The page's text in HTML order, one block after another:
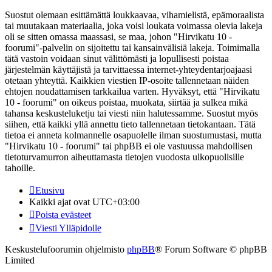
Suostut olemaan esittämättä loukkaavaa, vihamielistä, epämoraalista
tai muutakaan materiaalia, joka voisi loukata voimassa olevia lakeja
oli se sitten omassa maassasi, se maa, johon "Hirvikatu 10 -
foorumi"-palvelin on sijoitettu tai kansainvälisiä lakeja. Toimimalla
tätä vastoin voidaan sinut välittömästi ja lopullisesti poistaa
järjestelmän käyttäjistä ja tarvittaessa internet-yhteydentarjoajaasi
otetaan yhteyttä. Kaikkien viestien IP-osoite tallennetaan näiden
ehtojen noudattamisen tarkkailua varten. Hyväksyt, että "Hirvikatu
10 - foorumi" on oikeus poistaa, muokata, siirtää ja sulkea mikä
tahansa keskusteluketju tai viesti niin halutessamme. Suostut myös
siihen, että kaikki yllä annettu tieto tallennetaan tietokantaan. Tätä
tietoa ei anneta kolmannelle osapuolelle ilman suostumustasi, mutta
"Hirvikatu 10 - foorumi" tai phpBB ei ole vastuussa mahdollisen
tietoturvamurron aiheuttamasta tietojen vuodosta ulkopuolisille
tahoille.
Etusivu
Kaikki ajat ovat UTC+03:00
Poista evästeet
Viesti Ylläpidolle
Keskustelufoorumin ohjelmisto phpBB® Forum Software © phpBB
Limited